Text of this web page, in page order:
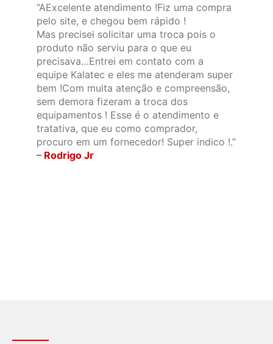
“AExcelente atendimento !Fiz uma compra
pelo site, e chegou bem rápido !
Mas precisei solicitar uma troca pois o
produto não serviu para o que eu
precisava…Entrei em contato com a
equipe Kalatec e eles me atenderam super
bem !Com muita atenção e compreensão,
sem demora fizeram a troca dos
equipamentos ! Esse é o atendimento e
tratativa, que eu como comprador,
procuro em um fornecedor! Super indico !.”
– Rodrigo Jr